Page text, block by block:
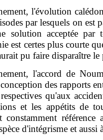
l'évolution
par lesquels on
solution acceptée par
est certes plus courte
pu faire disparaître
l'accord de
des rapports
qu'aux
et les appétits de
référence
d'intégrisme et